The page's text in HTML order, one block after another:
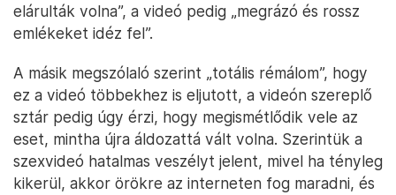
elárulták volna”, a videó pedig „megrázó és rossz
emlékeket idéz fel”.
A másik megszólaló szerint „totális rémálom”, hogy
ez a videó többekhez is eljutott, a videón szereplő
sztár pedig úgy érzi, hogy megismétlődik vele az
eset, mintha újra áldozattá vált volna. Szerintük a
szexvideó hatalmas veszélyt jelent, mivel ha tényleg
kikerül, akkor örökre az interneten fog maradni, és